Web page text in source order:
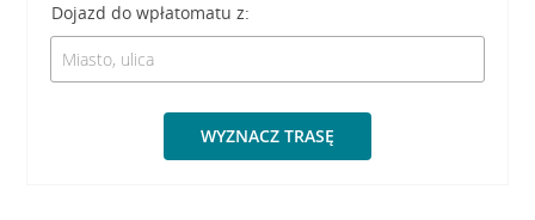
Dojazd do wpłatomatu z:
WYZNACZ TRASĘ